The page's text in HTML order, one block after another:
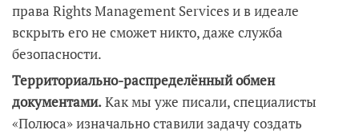
права Rights Management Services и в идеале
вскрыть его не сможет никто, даже служба
безопасности.
Территориально-распределённый обмен
документами.Как мы уже писали, специалисты
«Полюса» изначально ставили задачу создать